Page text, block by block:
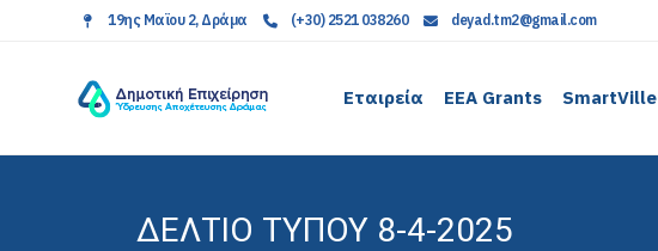
19ης Μαϊου 2, Δράμα (+30) 2521 038260 deyad.tm2@gmail.com
Εταιρεία EEA Grants SmartVille
ΔΕΛΤΙΟ ΤΥΠΟΥ 8-4-2025